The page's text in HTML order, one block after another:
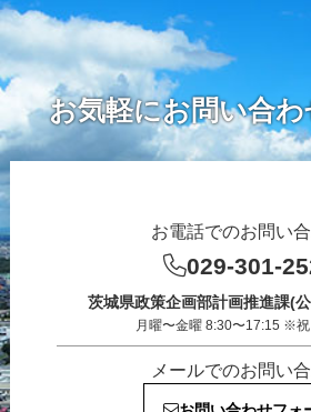
お気軽にお問い合
お電話でのお問い
029-301-
茨城県政策企画部計画推進課(
月曜〜金曜 8:30〜17:15 ※祝
メールでのお問い